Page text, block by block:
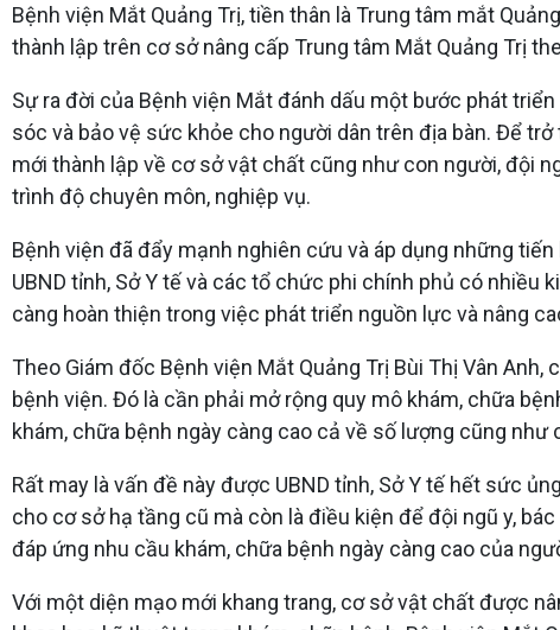
Bệnh viện Mắt Quảng Trị, tiền thân là Trung tâm mắt
thành lập trên cơ sở nâng cấp Trung tâm Mắt Quảng Trị
Sự ra đời của Bệnh viện Mắt đánh dấu một bước phát
sóc và bảo vệ sức khỏe cho người dân trên địa bàn. Để
mới thành lập về cơ sở vật chất cũng như con người, đội
trình độ chuyên môn, nghiệp vụ.
Bệnh viện đã đẩy mạnh nghiên cứu và áp dụng những
UBND tỉnh, Sở Y tế và các tổ chức phi chính phủ có nhiều
càng hoàn thiện trong việc phát triển nguồn lực và nâng
Theo Giám đốc Bệnh viện Mắt Quảng Trị Bùi Thị Vân
bệnh viện. Đó là cần phải mở rộng quy mô khám, chữa
khám, chữa bệnh ngày càng cao cả về số lượng cũng
Rất may là vấn đề này được UBND tỉnh, Sở Y tế hết sức
cho cơ sở hạ tầng cũ mà còn là điều kiện để đội ngũ y,
đáp ứng nhu cầu khám, chữa bệnh ngày càng cao của
Với một diện mạo mới khang trang, cơ sở vật chất được